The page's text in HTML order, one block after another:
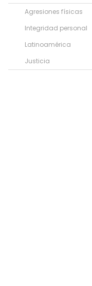
Agresiones físicas
Integridad personal
Latinoamérica
Justicia